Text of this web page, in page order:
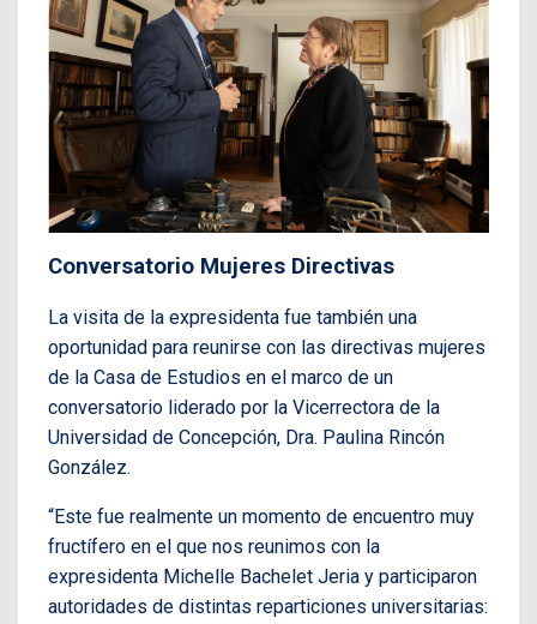
Conversatorio Mujeres Directivas
La visita de la expresidenta fue también una
oportunidad para reunirse con las directivas mujeres
de la Casa de Estudios en el marco de un
conversatorio liderado por la Vicerrectora de la
Universidad de Concepción, Dra. Paulina Rincón
González.
“Este fue realmente un momento de encuentro muy
fructífero en el que nos reunimos con la
expresidenta Michelle Bachelet Jeria y participaron
autoridades de distintas reparticiones universitarias: